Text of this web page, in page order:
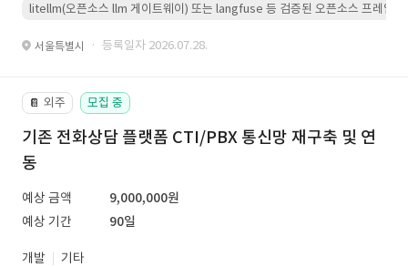
litellm(오픈소스 llm 게이트웨이) 또는 langfuse 등 검증된 오픈소스 프레임워
서울특별시 · 등록일자 2026.07.28.
📔 외주 모집 중
기존 전화상담 플랫폼 CTI/PBX 통신망 재구축 및 연
동
예상 금액
9,000,000원
예상 기간
90일
개발
기타